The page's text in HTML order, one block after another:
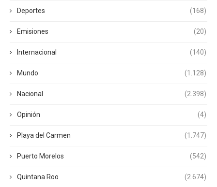
Deportes (168)
Emisiones (20)
Internacional (140)
Mundo (1.128)
Nacional (2.398)
Opinión (4)
Playa del Carmen (1.747)
Puerto Morelos (542)
Quintana Roo (2.674)